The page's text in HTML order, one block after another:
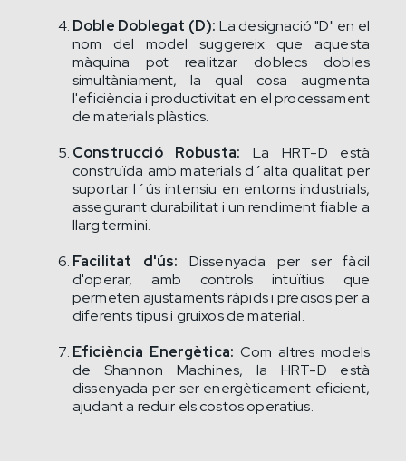
Doble Doblegat (D): La designació "D" en el
nom del model suggereix que aquesta
màquina pot realitzar doblecs dobles
simultàniament, la qual cosa augmenta
l'eficiència i productivitat en el processament
de materials plàstics.
Construcció Robusta:La HRT-D està
construïda amb materials d´alta qualitat per
suportar l´ús intensiu en entorns industrials,
assegurant durabilitat i un rendiment fiable a
llarg termini.
Facilitat d'ús: Dissenyada per ser fàcil
d'operar, amb controls intuïtius que
permeten ajustaments ràpids i precisos per a
diferents tipus i gruixos de material.
Eficiència Energètica: Com altres models
de Shannon Machines, la HRT-D està
dissenyada per ser energèticament eficient,
ajudant a reduir els costos operatius.